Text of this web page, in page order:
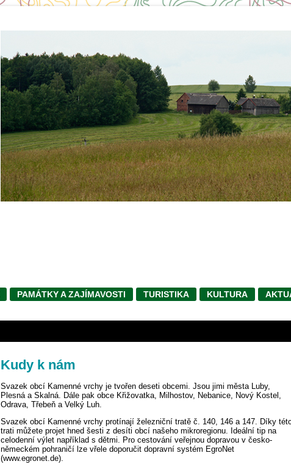
PAMÁTKY A ZAJÍMAVOSTI TURISTIKA KULTURA
Kudy k nám
Svazek obcí Kamenné vrchy je tvořen deseti obcemi. Jsou jimi města Luby,
Plesná a Skalná. Dále pak obce Křižovatka, Milhostov, Nebanice, Nový Kostel,
Odrava, Třebeň a Velký Luh.
Svazek obcí Kamenné vrchy protínají železniční tratě č. 140, 146 a 147. Díky
trati můžete projet hned šesti z desíti obcí našeho mikroregionu. Ideální tip na
celodenní výlet například s dětmi. Pro cestování veřejnou dopravou v česko-
německém pohraničí lze vřele doporučit dopravní systém EgroNet
(www.egronet.de).